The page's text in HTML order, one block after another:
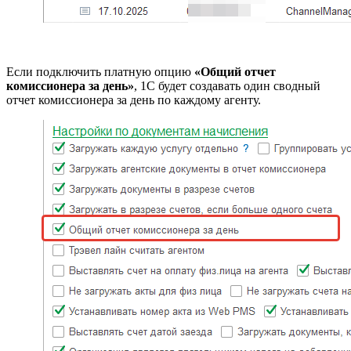
Если подключить платную опцию «Общий отчет
комиссионера за день», 1С будет создавать один сводный
отчет комиссионера за день по каждому агенту.